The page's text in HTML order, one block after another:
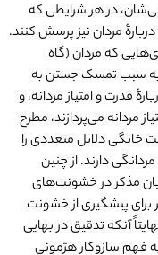
در هر شرایطی که
مردان نیز پرسش کنند.
که مردان (گاه
به سبب تمسک جستن به
قدرت و امتیاز مردانه، و
مردانه می‌پردازند، مطرح
خانگی دلایل متعددی را
دارند. از چنین
مذکر در خشونت‌های
برای پیشگیری از خشونت
آنکه تدقیق در بهایی
فهم سازوکار هژمونی